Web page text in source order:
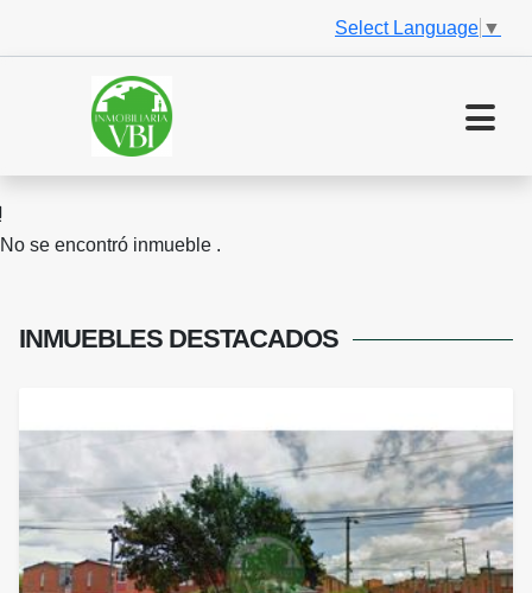
Select Language ▼
No se encontró inmueble .
INMUEBLES DESTACADOS